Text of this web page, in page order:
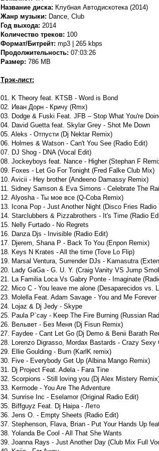
Название диска: Клубная Автодискотека (2014)
Жанр музыки: Dance, Club
Год выхода: 2014
Количество треков: 100
Формат/Битрейт: mp3 | 265 kbps
Продолжительность: 07:03:26
Размер: 786 MB
Трэк-лист:
01. K Theory feat. KTSB - Word is Bond
02. Иван Дорн - Кричу (Rmx)
03. Dodge & Fuski Feat. JFB – Stop What You're
04. David Guetta feat. Skylar Grey - Shot Me Down
05. Aleks - Отпусти (Dj Nektar Remix)
06. Holmes & Watson - Can't You See (Radio Edit)
07. DJ Shog - DNA (Vocal Edit)
08. Jockeyboys feat. Nance - Higher (Stephan F
09. Foxes - Let Go For Tonight (Fred Falke Club Mix)
10. Avicii - Hey brother (Andeeno Damassy Remix)
11. Sidney Samson & Eva Simons - Celebrate The
12. Alyosha - Ты мое все (Q-Coba Remix)
13. Icona Pop - Just Another Night (Disco Fries Radio
14. Starclubbers & Pizzabrothers - It's Time (Radio
15. Nelly Furtado - No Regrets
16. Danza Djs - Invisible (Radio Edit)
17. Djerem, Shana P - Back To You (Enpon Remix)
18. Keys N Krates - All the time (Tove Lo Flip)
19. Marsal Ventura, Surrender DJs - Kamasutra
20. Lady GaGa - G. U. Y. (Craig Vanity VS Jump
21. La Familia Loca Vs Gabry Ponte - Imaginate
22. Mico C - You leave me alone (Desaparecidos vs.
23. Molella Feat. Adam Savage - You and Me
24. Lojaz & Dj Jedy - Skype
25. Paula P`cay - Keep The Fire Burning (Russian
26. Вельвет - Без Меня (Dj Fisun Remix)
27. Faydee - Cant Let Go (Dj Demo & Benii Barath
28. Lorenzo Digrasso, Mordax Bastards - Crazy Sexy
29. Ellie Goulding - Burn (KarlK remix)
30. Five - Everybody Get Up (Albina Mango Remix)
31. Dj Project Feat. Adela - Fara Tine
32. Scorpions - Still loving you (Dj Alex Mistery
33. Kermode - You Are The Adventure
34. Sunrise Inc - Eselamor (Original Radio Edit)
35. Biffguyz Feat. Dj Haipa - Лето
36. Jens O. - Empty Sheets (Radio Edit)
37. Stephenson, Flava, Brian - Put Your Hands Up
38. Yolanda Be Cool - All That She Wants
39. Joanna Rays - Just Another Day (Club Mix Full